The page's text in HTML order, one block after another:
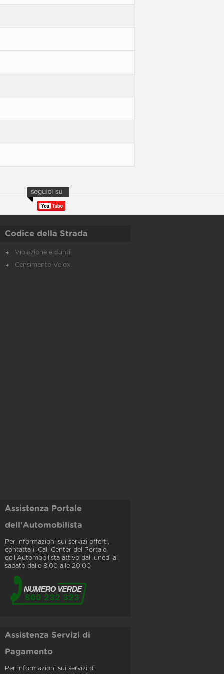
Codice della Strada
Violazione e punti
Censimento Velox
Assistenza Portale
dell'Automobilista
Per informazioni sui servizi offerti,
contatta il Call Center del Portale
dell'Automobilista attivo dal lunedì al
sabato dalle 8.00 alle 20.00
Assistenza Servizi di
Pagamento
Per informazioni sui servizi di